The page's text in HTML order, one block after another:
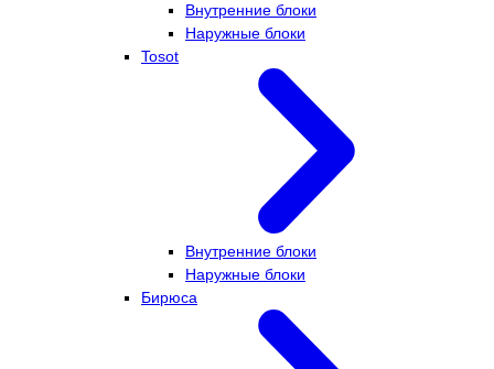
Внутренние блоки
Наружные блоки
Tosot
Внутренние блоки
Наружные блоки
Бирюса